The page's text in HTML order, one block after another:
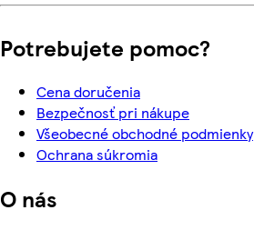
Potrebujete pomoc?
Cena doručenia
Bezpečnosť pri nákupe
Všeobecné obchodné podmienky
Ochrana súkromia
O nás